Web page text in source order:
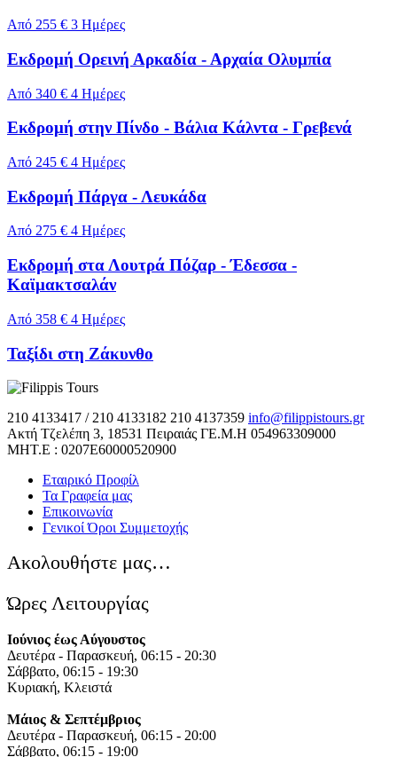
Από 255 € 3 Ημέρες
Εκδρομή Ορεινή Αρκαδία - Αρχαία Ολυμπία
Από 340 € 4 Ημέρες
Εκδρομή στην Πίνδο - Βάλια Κάλντα - Γρεβενά
Από 245 € 4 Hμέρες
Εκδρομή Πάργα - Λευκάδα
Από 275 € 4 Hμέρες
Εκδρομή στα Λουτρά Πόζαρ - Έδεσσα -
Καϊμακτσαλάν
Από 358 € 4 Ημέρες
Ταξίδι στη Ζάκυνθο
210 4133417 / 210 4133182 210 4137359 info@filippistours.gr
Ακτή Τζελέπη 3, 18531 Πειραιάς ΓΕ.Μ.Η 054963309000
ΜΗΤ.Ε : 0207Ε60000520900
Εταιρικό Προφίλ
Τα Γραφεία μας
Επικοινωνία
Γενικοί Όροι Συμμετοχής
Ακολουθήστε μας…
Ώρες Λειτουργίας
Ιούνιος έως Αύγουστος
Δευτέρα - Παρασκευή, 06:15 - 20:30
Σάββατο, 06:15 - 19:30
Κυριακή, Κλειστά
Μάιος & Σεπτέμβριος
Δευτέρα - Παρασκευή, 06:15 - 20:00
Σάββατο, 06:15 - 19:00